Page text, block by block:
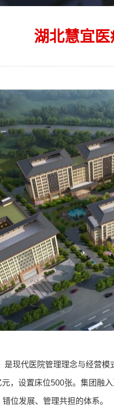
湖北慧宜医
现代医院管理理念与经营
，设置床位500张。集团
位发展、管理共担的体系。